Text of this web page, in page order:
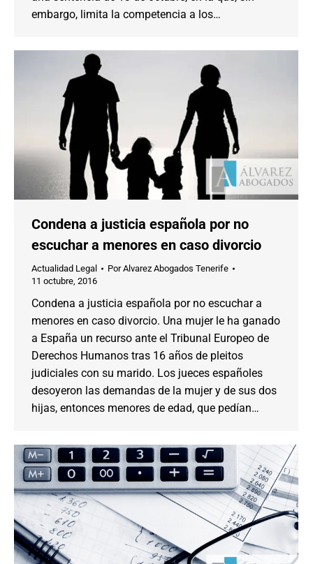
embargo, limita la competencia a los…
Condena a justicia española por no
escuchar a menores en caso divorcio
Actualidad Legal PorAlvarez Abogados Tenerife
11 octubre, 2016
Condena a justicia española por no escuchar a
menores en caso divorcio. Una mujer le ha ganado
a España un recurso ante el Tribunal Europeo de
Derechos Humanos tras 16 años de pleitos
judiciales con su marido. Los jueces españoles
desoyeron las demandas de la mujer y de sus dos
hijas, entonces menores de edad, que pedían…